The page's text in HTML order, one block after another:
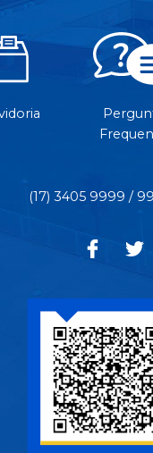
(17) 3405 9999 /